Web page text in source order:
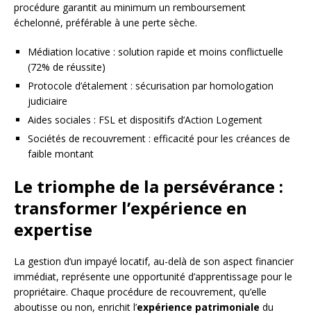
procédure garantit au minimum un remboursement
échelonné, préférable à une perte sèche.
Médiation locative : solution rapide et moins conflictuelle
(72% de réussite)
Protocole d’étalement : sécurisation par homologation
judiciaire
Aides sociales : FSL et dispositifs d’Action Logement
Sociétés de recouvrement : efficacité pour les créances de
faible montant
Le triomphe de la persévérance :
transformer l’expérience en
expertise
La gestion d’un impayé locatif, au-delà de son aspect financier
immédiat, représente une opportunité d’apprentissage pour le
propriétaire. Chaque procédure de recouvrement, qu’elle
aboutisse ou non, enrichit l’expérience patrimoniale du